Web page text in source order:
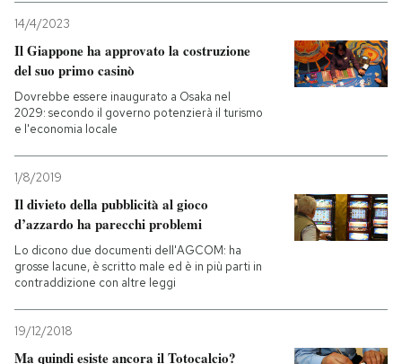
14/4/2023
Il Giappone ha approvato la costruzione
del suo primo casinò
Dovrebbe essere inaugurato a Osaka nel
2029: secondo il governo potenzierà il turismo
e l'economia locale
1/8/2019
Il divieto della pubblicità al gioco
d’azzardo ha parecchi problemi
Lo dicono due documenti dell'AGCOM: ha
grosse lacune, è scritto male ed è in più parti in
contraddizione con altre leggi
19/12/2018
Ma quindi esiste ancora il Totocalcio?